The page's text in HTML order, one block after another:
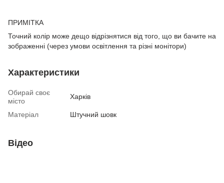
ПРИМІТКА
Точний колір може дещо відрізнятися від того, що ви бачите на
зображенні (через умови освітлення та різні монітори)
Характеристики
Обирай своє
місто
Харків
Матеріал Штучний шовк
Відео